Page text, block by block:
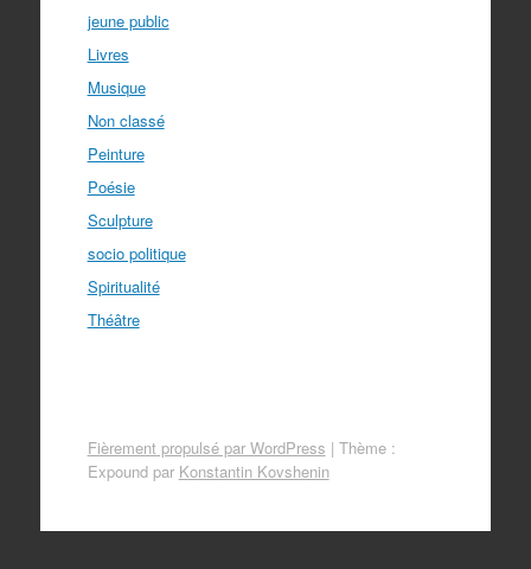
jeune public
Livres
Musique
Non classé
Peinture
Poésie
Sculpture
socio politique
Spiritualité
Théâtre
Fièrement propulsé par WordPress | Thème :
Expound par Konstantin Kovshenin